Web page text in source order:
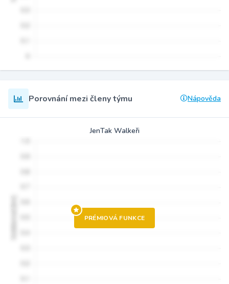
Porovnání mezi členy týmu Nápověda
JenTak Walkeři
PRÉMIOVÁ FUNKCE